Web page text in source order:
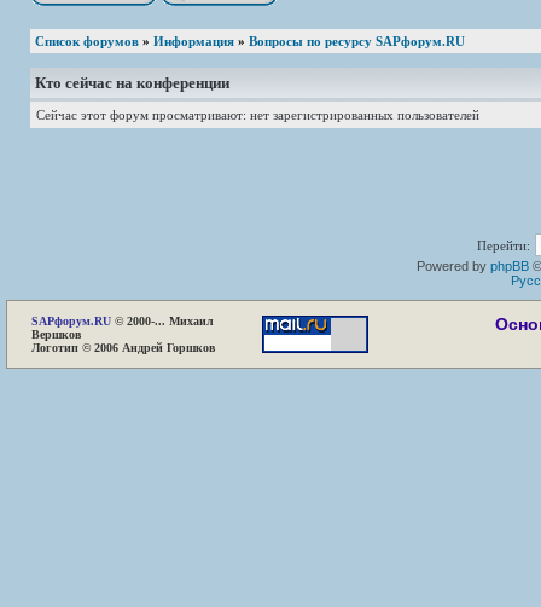
Список форумов » Информация » Вопросы по ресурсу SAPфорум.RU
Кто сейчас на конференции
Сейчас этот форум просматривают: нет зарегистрированных пользователей
Перейти:
Powered by phpBB
SAPфорум.RU © 2000-... Михаил
Вершков
Логотип © 2006 Андрей Горшков